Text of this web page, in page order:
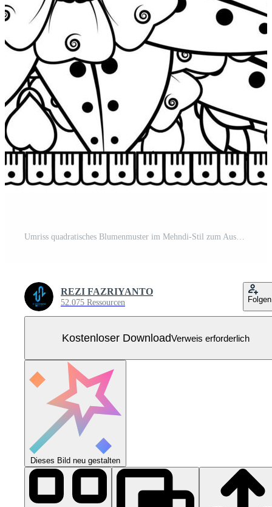
Umriss quadratisches Blumenmuster im Mehndi-Stil zum Ausmalen der Buchseite Kostenloser Vektor
REZI FAZRIYANTO
52.075 Ressourcen Folgen
Kostenloser DownloadVerweis erforderlich
Dieses Bild neu gestalten